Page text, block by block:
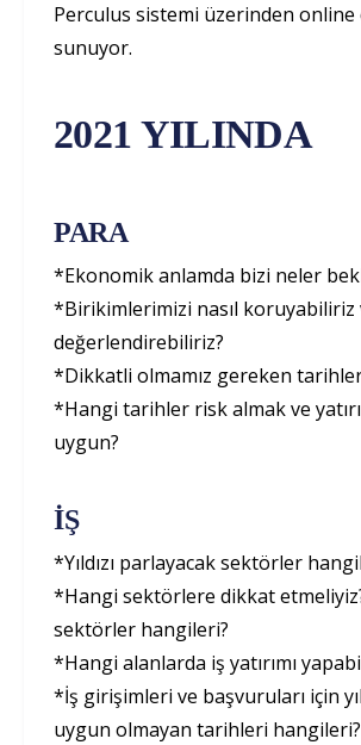
Perculus sistemi üzerinden
sunuyor.
2021 YILINDA
PARA
*Ekonomik anlamda bizi neler
*Birikimlerimizi nasıl koruyabiliriz
değerlendirebiliriz?
*Dikkatli olmamız gereken
*Hangi tarihler risk almak ve
uygun?
İŞ
*Yıldızı parlayacak sektörler
*Hangi sektörlere dikkat
sektörler hangileri?
*Hangi alanlarda iş yatırımı
*İş girişimleri ve başvuruları için
uygun olmayan tarihleri hangileri?